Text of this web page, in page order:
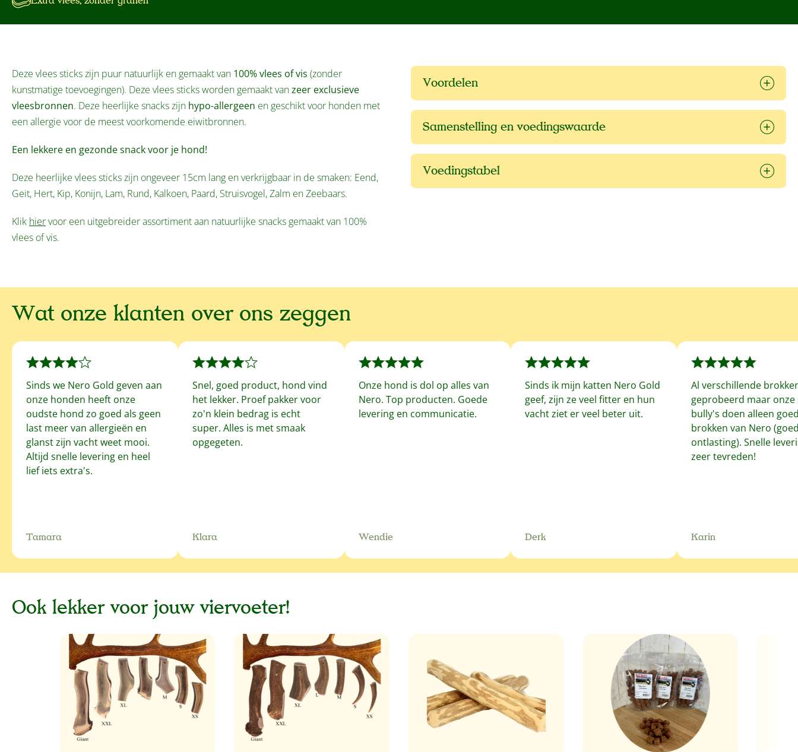
Deze vlees sticks zijn puur natuurlijk en gemaakt van 100% vlees of vis (zonder
kunstmatige toevoegingen). Deze vlees sticks worden gemaakt vanzeer exclusieve
vleesbronnen. Deze heerlijke snacks zijn hypo-allergeen en geschikt voor honden met
een allergie voor de meest voorkomende eiwitbronnen.
Een lekkere en gezonde snack voor je hond!
Deze heerlijke vlees sticks zijn ongeveer 15cm lang en verkrijgbaar in de smaken: Eend,
Geit, Hert, Kip, Konijn, Lam, Rund, Kalkoen, Paard, Struisvogel, Zalm en Zeebaars.
Klik hiervoor een uitgebreider assortiment aan natuurlijke snacks gemaakt van 100%
vlees of vis.
Voordelen
Samenstelling en voedingswaarde
Voedingstabel
Wat onze klanten over ons zeggen
Sinds we Nero Gold geven aan
onze honden heeft onze
oudste hond zo goed als geen
last meer van allergieën en
glanst zijn vacht weet mooi.
Altijd snelle levering en heel
lief iets extra's.
Tamara
Snel, goed product, hond vind
het lekker. Proef pakker voor
zo'n klein bedrag is echt
super. Alles is met smaak
opgegeten.
Klara
Onze hond is dol op alles van
Nero. Top producten. Goede
levering en communicatie.
Wendie
Sinds ik mijn katten Nero Gold
geef, zijn ze veel fitter en hun
vacht ziet er veel beter uit.
Derk
Al verschillende
geprobeerd maar onze
bully's doen alleen
brokken van Nero
ontlasting). Snelle
zeer tevreden!
Karin
Ook lekker voor jouw viervoeter!
Productgalerij overslaan